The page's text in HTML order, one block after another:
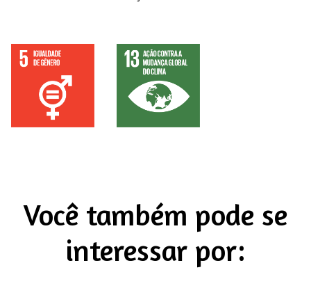
Você também pode se
interessar por: